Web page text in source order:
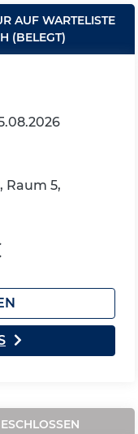
AUF WARTELISTE
(BELEGT)
Raum 5,